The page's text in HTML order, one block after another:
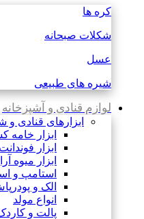
کره ها
شکلات صبحانه
عسل
شیره های طبیعی
لوازم قنادی و آشپزخانه
ابزارهای قنادی و
ابزار خامه
ابزار فوندانت
ابزار میوه
استامپ و
الک و
انواع مولد
پالت و